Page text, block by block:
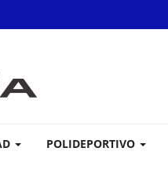
POLIDEPORTIVO